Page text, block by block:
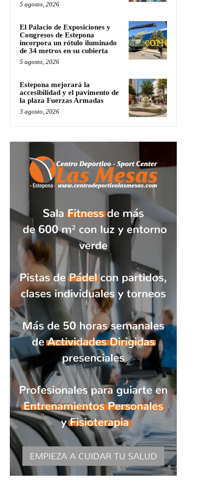
5 agosto, 2026
El Palacio de Exposiciones y
Congresos de Estepona
incorpora un rótulo iluminado
de 34 metros en su cubierta
5 agosto, 2026
Estepona mejorará la
accesibilidad y el pavimento de
la plaza Fuerzas Armadas
3 agosto, 2026